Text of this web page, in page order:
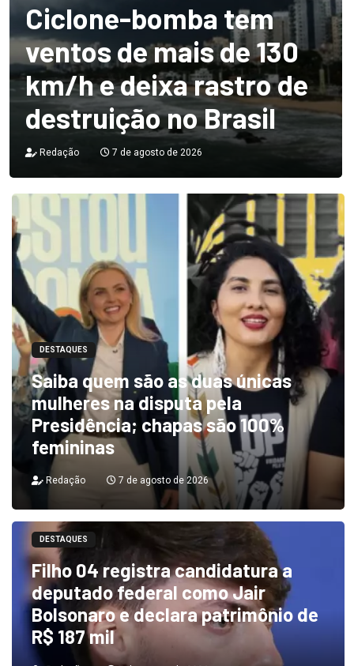
Ciclone-bomba tem
ventos de mais de 130
km/h e deixa rastro de
destruição no Brasil
Redação 7 de agosto de 2026
DESTAQUES
Saiba quem são as duas únicas
mulheres na disputa pela
Presidência; chapas são 100%
femininas
Redação 7 de agosto de 2026
DESTAQUES
Filho 04 registra candidatura a
deputado federal como Jair
Bolsonaro e declara patrimônio de
R$ 187 mil